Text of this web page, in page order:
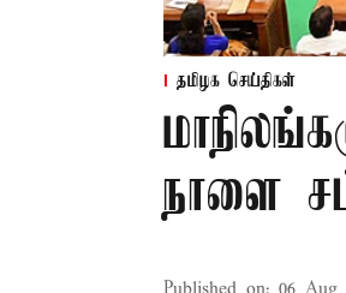
தமிழக செய்திகள்
நாளை